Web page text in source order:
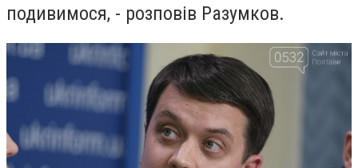
подивимося, - розповів Разумков.